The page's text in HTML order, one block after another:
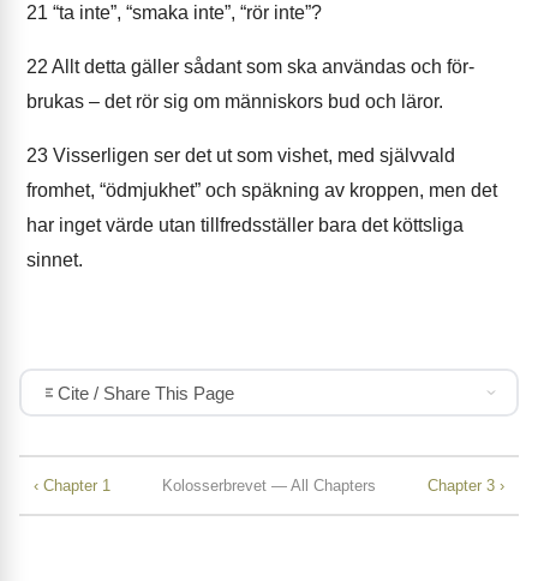
21 “ta inte”, “smaka inte”, “rör inte”?
22 Allt detta gäller sådant som ska användas och för-
brukas – det rör sig om människors bud och läror.
23 Visserligen ser det ut som vishet, med självvald
fromhet, “ödmjukhet” och späkning av kroppen, men det
har inget värde utan tillfredsställer bara det köttsliga
sinnet.
Cite / Share This Page
‹ Chapter 1 Kolosserbrevet — All Chapters Chapter 3 ›